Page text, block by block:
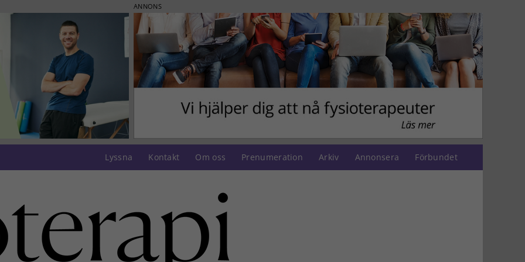
ANNONS
Lyssna Kontakt Om oss Prenumeration Arkiv Annonsera Förbundet